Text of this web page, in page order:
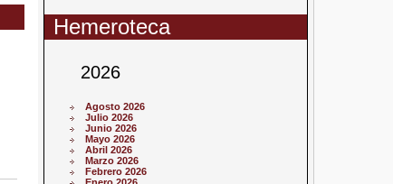
Hemeroteca
2026
Agosto 2026
Julio 2026
Junio 2026
Mayo 2026
Abril 2026
Marzo 2026
Febrero 2026